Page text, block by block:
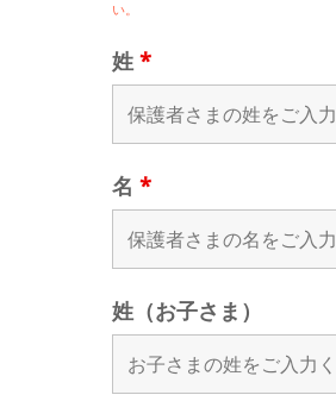
い。
姓 *
名 *
姓（お子さま）